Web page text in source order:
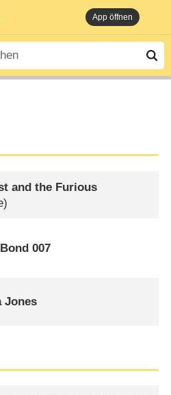
App öffnen
and the Furious
007
Jones